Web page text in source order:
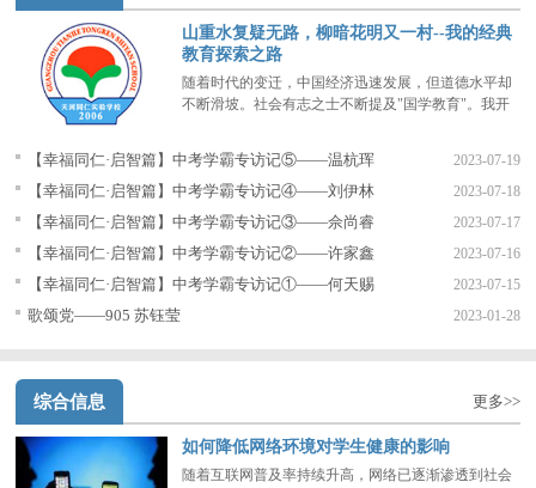
山重水复疑无路，柳暗花明又一村--我的经典
教育探索之路
随着时代的变迁，中国经济迅速发展，但道德水平却
不断滑坡。社会有志之士不断提及"国学教育"。我开
【幸福同仁·启智篇】中考学霸专访记⑤——温杭珲 2023-07-19
【幸福同仁·启智篇】中考学霸专访记④——刘伊林 2023-07-18
【幸福同仁·启智篇】中考学霸专访记③——佘尚睿 2023-07-17
【幸福同仁·启智篇】中考学霸专访记②——许家鑫 2023-07-16
【幸福同仁·启智篇】中考学霸专访记①——何天赐 2023-07-15
歌颂党——905 苏钰莹 2023-01-28
综合信息 更多>>
如何降低网络环境对学生健康的影响
随着互联网普及率持续升高，网络已逐渐渗透到社会